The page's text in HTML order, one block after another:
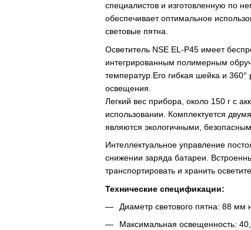
специалистов и изготовленную по
обеспечивает оптимальное
световые пятна.
Осветитель NSE EL-P45 имеет
интегрированным полимерным
температур.Его гибкая шейка и 360°
освещения.
Легкий вес прибора, около 150 г с
использовании. Комплектуется
являются экологичными,
Интеллектуальное управление
снижении заряда батареи.
транспортировать и хранить
Технические спецификации:
Диаметр светового пятна: 88 мм
Максимальная освещенность: